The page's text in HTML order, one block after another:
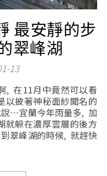
最安靜的步
翠峰湖
13
披著神秘面紗聞名的
…宜蘭今年雨量多, 加
就躲在濃厚雲層的後方
翠峰湖的時候, 就趕快